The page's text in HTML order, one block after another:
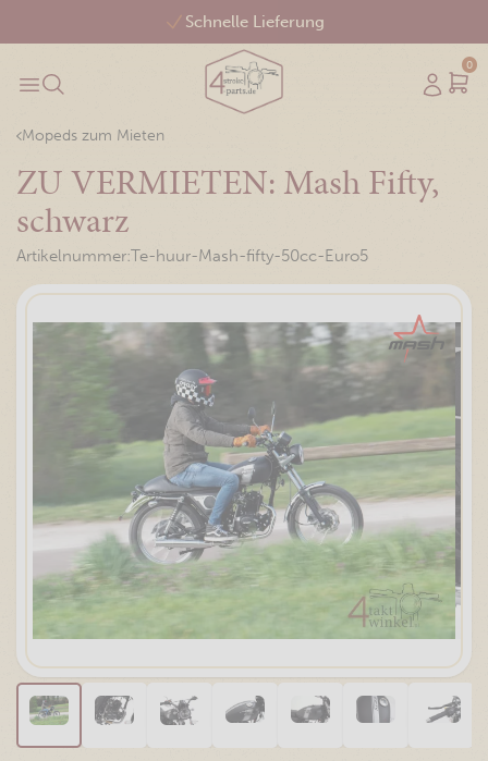
Schnelle Lieferung
0
Mopeds zum Mieten
ZU VERMIETEN: Mash Fifty,
schwarz
Artikelnummer:Te-huur-Mash-fifty-50cc-Euro5